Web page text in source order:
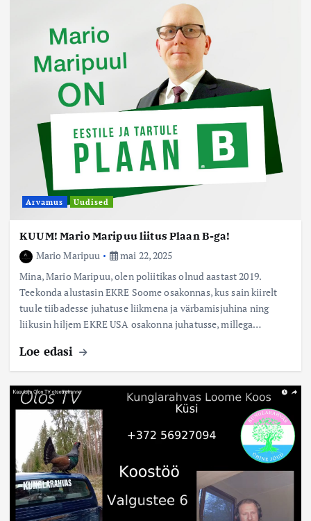
Arvamus Uudised
KUUM! Mario Maripuu liitus Plaan B-ga!
Mario Maripuu
mai 22, 2025
Mina, Mario Maripuu, olen poliitikas olnud aastast 2019.
Teekonda alustasin EKRE Soome osakonnas, kus sain kiirelt
tuule tiibadesse juhatuse liikmena ja värbamisjuhina ning
liikusin hiljem EKRE USA osakonna juhatusse, millega…
Loe edasi